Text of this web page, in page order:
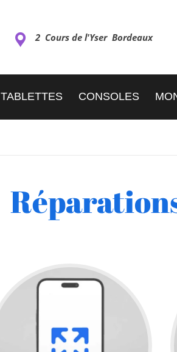
2 Cours de l'Yser Bordeaux
TABLETTES CONSOLES